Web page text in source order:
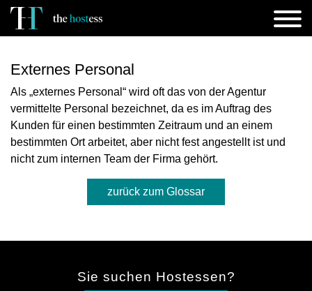
Externes Personal
Als „externes Personal“ wird oft das von der Agentur
vermittelte Personal bezeichnet, da es im Auftrag des
Kunden für einen bestimmten Zeitraum und an einem
bestimmten Ort arbeitet, aber nicht fest angestellt ist und
nicht zum internen Team der Firma gehört.
zurück zum Glossar
Sie suchen Hostessen?